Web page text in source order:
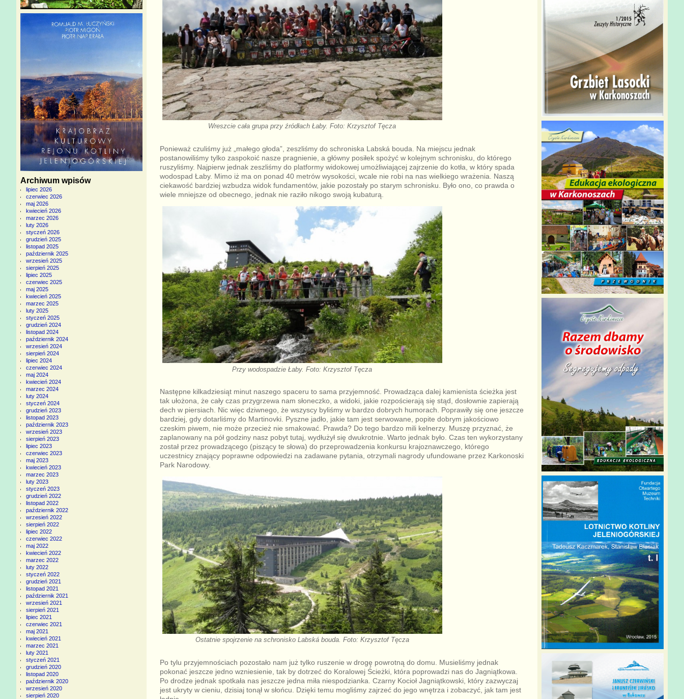
Wreszcie cała grupa przy źródłach Łaby. Foto: Krzysztof Tęcza
Ponieważ czuliśmy już „małego głoda”, zeszliśmy do schroniska Labská bouda. Na miejscu jednak
postanowiliśmy tylko zaspokoić nasze pragnienie, a główny posiłek spożyć w kolejnym schronisku, do którego
ruszyliśmy. Najpierw jednak zeszliśmy do platformy widokowej umożliwiającej zajrzenie do kotła, w który spada
wodospad Łaby. Mimo iż ma on ponad 40 metrów wysokości, wcale nie robi na nas wielkiego wrażenia. Naszą
ciekawość bardziej wzbudza widok fundamentów, jakie pozostały po starym schronisku. Było ono, co prawda o
wiele mniejsze od obecnego, jednak nie raziło nikogo swoją kubaturą.
Przy wodospadzie Łaby. Foto: Krzysztof Tęcza
Następne kilkadziesiąt minut naszego spaceru to sama przyjemność. Prowadząca dalej kamienista ścieżka jest
tak ułożona, że cały czas przygrzewa nam słoneczko, a widoki, jakie rozpościerają się stąd, dosłownie zapierają
dech w piersiach. Nic więc dziwnego, że wszyscy byliśmy w bardzo dobrych humorach. Poprawiły się one jeszcze
bardziej, gdy dotarliśmy do Martinovki. Pyszne jadło, jakie tam jest serwowane, popite dobrym jakościowo
czeskim piwem, nie może przecież nie smakować. Prawda? Do tego bardzo mili kelnerzy. Muszę przyznać, że
zaplanowany na pół godziny nasz pobyt tutaj, wydłużył się dwukrotnie. Warto jednak było. Czas ten wykorzystany
został przez prowadzącego (piszący te słowa) do przeprowadzenia konkursu krajoznawczego, którego
uczestnicy znający poprawne odpowiedzi na zadawane pytania, otrzymali nagrody ufundowane przez Karkonoski
Park Narodowy.
Ostatnie spojrzenie na schronisko Labská bouda. Foto: Krzysztof Tęcza
Po tylu przyjemnościach pozostało nam już tylko ruszenie w drogę powrotną do domu. Musieliśmy jednak
pokonać jeszcze jedno wzniesienie, tak by dotrzeć do Koralowej Ścieżki, która poprowadzi nas do Jagniątkowa.
Po drodze jednak spotkała nas jeszcze jedna miła niespodzianka. Czarny Kocioł Jagniątkowski, który zazwyczaj
jest ukryty w cieniu, dzisiaj tonął w słońcu. Dzięki temu mogliśmy zajrzeć do jego wnętrza i zobaczyć, jak tam jest
Archiwum wpisów
lipiec 2026
czerwiec 2026
maj 2026
kwiecień 2026
marzec 2026
luty 2026
styczeń 2026
grudzień 2025
listopad 2025
październik 2025
wrzesień 2025
sierpień 2025
lipiec 2025
czerwiec 2025
maj 2025
kwiecień 2025
marzec 2025
luty 2025
styczeń 2025
grudzień 2024
listopad 2024
październik 2024
wrzesień 2024
sierpień 2024
lipiec 2024
czerwiec 2024
maj 2024
kwiecień 2024
marzec 2024
luty 2024
styczeń 2024
grudzień 2023
listopad 2023
październik 2023
wrzesień 2023
sierpień 2023
lipiec 2023
czerwiec 2023
maj 2023
kwiecień 2023
marzec 2023
luty 2023
styczeń 2023
grudzień 2022
listopad 2022
październik 2022
wrzesień 2022
sierpień 2022
lipiec 2022
czerwiec 2022
maj 2022
kwiecień 2022
marzec 2022
luty 2022
styczeń 2022
grudzień 2021
listopad 2021
październik 2021
wrzesień 2021
sierpień 2021
lipiec 2021
czerwiec 2021
maj 2021
kwiecień 2021
marzec 2021
luty 2021
styczeń 2021
grudzień 2020
listopad 2020
październik 2020
wrzesień 2020
sierpień 2020